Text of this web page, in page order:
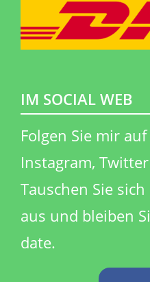
IM SOCIAL WEB
​Folgen Sie mir auf
Instagram,
Tauschen Sie
aus und bleiben
date.